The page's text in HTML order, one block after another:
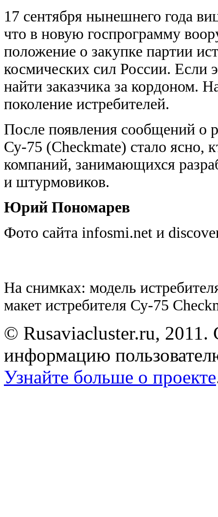
17 сентября нынешнего года
что в новую госпрограмму
положение о закупке партии
космических сил России. Если
найти заказчика за кордоном.
поколение истребителей.
После появления сообщений о
Су-75 (Checkmate) стало ясно,
компаний, занимающихся
и штурмовиков.
Юрий Пономарев
Фото сайта infosmi.net и
На снимках: модель
макет истребителя Су-75
© Rusaviacluster.ru, 2011.
информацию
Узнайте больше о проекте